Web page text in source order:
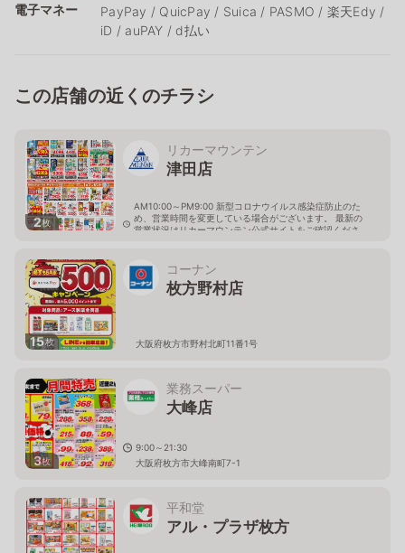
電子マネー
PayPay / QuicPay / Suica / PASMO / 楽天Edy /
iD / auPAY / d払い
この店舗の近くのチラシ
2枚
リカーマウンテン
津田店
AM10:00～PM9:00 新型コロナウイルス感染症防止のた
め、営業時間を変更している場合がございます。 最新の
営業状況はリカーマウンテン公式サイトをご確認くださ
15枚
コーナン
枚方野村店
大阪府枚方市野村北町11番1号
3枚
業務スーパー
大峰店
9:00～21:30
大阪府枚方市大峰南町7-1
平和堂
アル・プラザ枚方